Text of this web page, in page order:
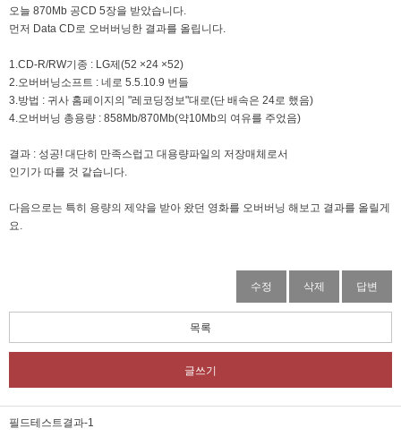
오늘 870Mb 공CD 5장을 받았습니다.
먼저 Data CD로 오버버닝한 결과를 올립니다.
1.CD-R/RW기종 : LG제(52 ×24 ×52)
2.오버버닝소프트 : 네로 5.5.10.9 번들
3.방법 : 귀사 홈페이지의 "레코딩정보"대로(단 배속은 24로 했음)
4.오버버닝 총용량 : 858Mb/870Mb(약10Mb의 여유를 주었음)
결과 : 성공! 대단히 만족스럽고 대용량파일의 저장매체로서
인기가 따를 것 같습니다.
다음으로는 특히 용량의 제약을 받아 왔던 영화를 오버버닝 해보고 결과를 올릴게
요.
수정 삭제 답변
목록
글쓰기
필드테스트결과-1